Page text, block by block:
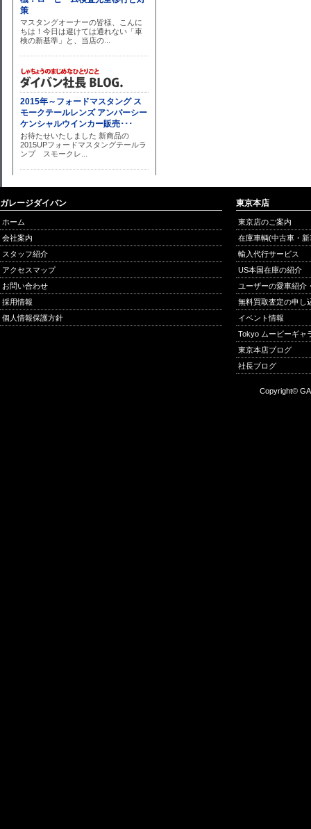
ガレージダイバン
ホーム
会社案内
スタッフ紹介
アクセスマップ
お問い合わせ
採用情報
個人情報保護方針
東京本店
東京店のご案内
在庫車輌(中古車・
輸入代行サービス
US本国在庫の紹介
ユーザーの愛車紹介
無料買取査定の申し
イベント情報
Tokyo ムービーギャ
東京本店ブログ
社長ブログ
Copyright©